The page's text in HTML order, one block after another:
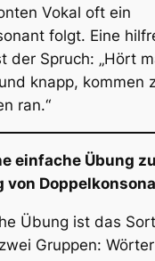
Vokal oft ein
folgt. Eine
der Spruch: „Hört
knapp, kommen
ran.“
einfache Übung
von
Übung ist das
Gruppen: